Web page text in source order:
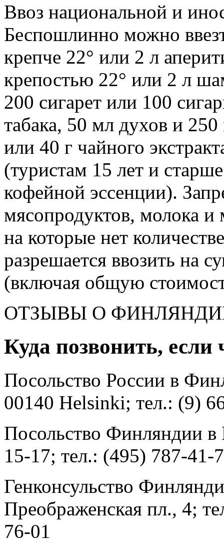
Ввоз национальной и
Беспошлинно можно
крепче 22° или 2 л
крепостью 22° или 2 л
200 сигарет или 100
табака, 50 мл духов и
или 40 г чайного
(туристам 15 лет и
кофейной эссенции).
мясопродуктов, молока
на которые нет
разрешается ввозить на
(включая общую
ОТЗЫВЫ О
Куда позвонить, если
Посольство России в
00140 Helsinki; тел.: (9)
Посольство Финляндии
15-17; тел.: (495) 787-41-
Генконсульство
Преображенская пл., 4;
76-01